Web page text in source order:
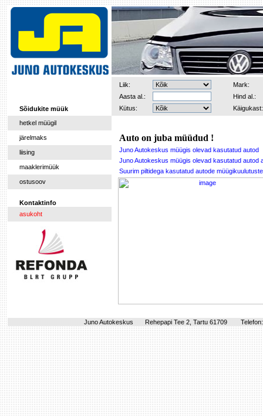
Sõidukite müük
Liik:
Mark:
Aasta al.:
Hind al.:
Kütus:
Käigukast:
hetkel müügil
järelmaks
liising
maaklerimüük
ostusoov
Kontaktinfo
asukoht
Auto on juba müüdud !
Juno Autokeskus müügis olevad kasutatud autod
Juno Autokeskus müügis olevad kasutatud autod
Suurim piltidega kasutatud autode
Juno Autokeskus Rehepapi Tee 2, Tartu 61709